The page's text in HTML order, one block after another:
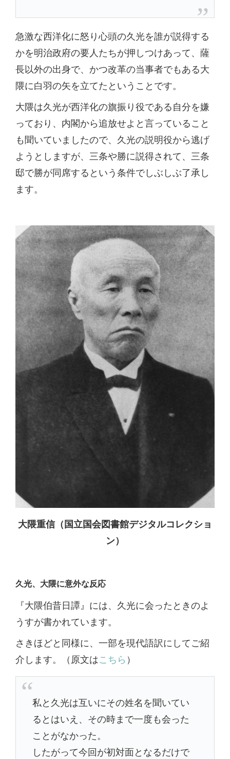
急激な西洋化に怒り心頭の久光を誰が説得する
かを明治政府の要人たちが押しつけあって、薩
長以外の出身で、かつ改革の当事者でもある大
隈に白羽の矢を立てたということです。
大隈は久光が西洋化の旗振り役である自分を嫌
っており、内閣から追放せよと言っていること
も聞いていましたので、久光の説明役から逃げ
ようとしますが、三条や勝に説得されて、三条
邸で勝が同席するという条件でしぶしぶ了承し
ます。
大隈重信（国立国会図書館デジタルコレクショ
ン）
久光、大隈に意外な反応
『大隈伯昔日譚』には、久光に会ったときのよ
うすが書かれています。
さきほどと同様に、一部を現代語訳にしてご紹
介します。（原文はこちら ）
私と久光は互いにその姓名を聞いてい
るとはいえ、その時まで一度も会った
ことがなかった。
したがって今回が初対面となるだけで